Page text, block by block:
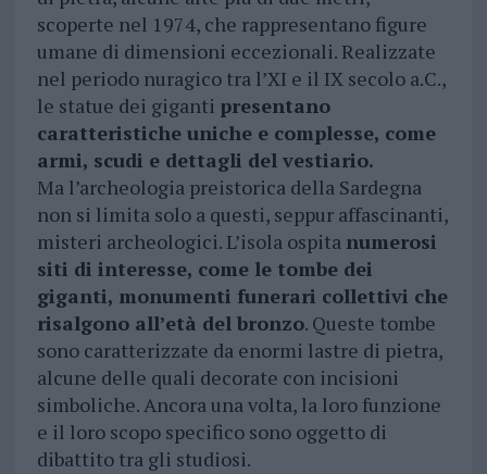
scoperte nel 1974, che rappresentano figure
umane di dimensioni eccezionali. Realizzate
nel periodo nuragico tra l’XI e il IX secolo a.C.,
le statue dei giganti presentano
caratteristiche uniche e complesse, come
armi, scudi e dettagli del vestiario.
Ma l’archeologia preistorica della Sardegna
non si limita solo a questi, seppur affascinanti,
misteri archeologici. L’isola ospita numerosi
siti di interesse, come le tombe dei
giganti, monumenti funerari collettivi che
risalgono all’età del bronzo. Queste tombe
sono caratterizzate da enormi lastre di pietra,
alcune delle quali decorate con incisioni
simboliche. Ancora una volta, la loro funzione
e il loro scopo specifico sono oggetto di
dibattito tra gli studiosi.